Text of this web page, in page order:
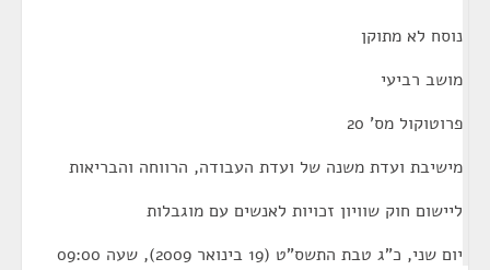
נוסח לא מתוקן
מושב רביעי
פרוטוקול מס' 20
מישיבת ועדת משנה של ועדת העבודה, הרווחה והבריאות
ליישום חוק שוויון זכויות לאנשים עם מוגבלות
יום שני, כ"ג טבת התשס"ט (19 בינואר 2009), שעה 09:00